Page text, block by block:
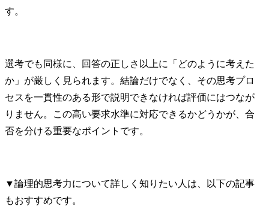
す。
選考でも同様に、回答の正しさ以上に「どのように考えた
か」が厳しく見られます。結論だけでなく、その思考プロ
セスを一貫性のある形で説明できなければ評価にはつなが
りません。この高い要求水準に対応できるかどうかが、合
否を分ける重要なポイントです。
▼論理的思考力について詳しく知りたい人は、以下の記事
もおすすめです。